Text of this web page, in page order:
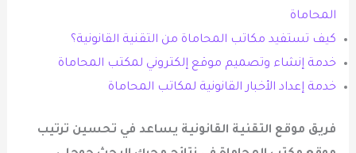
المحاماة
كيف تستفيد مكاتب المحاماة من التقنية القانونية؟
خدمة إنشاء وتصميم موقع إلكتروني لمكتب المحاماة
خدمة إعداد الأخبار القانونية لمكاتب المحاماة
فريق موقع التقنية القانونية يساعد في تحسين ترتيب